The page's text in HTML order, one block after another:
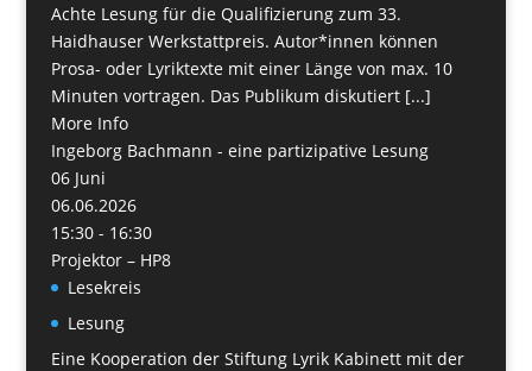
Achte Lesung für die Qualifizierung zum 33.
Haidhauser Werkstattpreis. Autor*innen können
Prosa- oder Lyriktexte mit einer Länge von max. 10
Minuten vortragen. Das Publikum diskutiert [...]
More Info
Ingeborg Bachmann - eine partizipative Lesung
06 Juni
06.06.2026
15:30 - 16:30
Projektor – HP8
Lesekreis
Lesung
Eine Kooperation der Stiftung Lyrik Kabinett mit der